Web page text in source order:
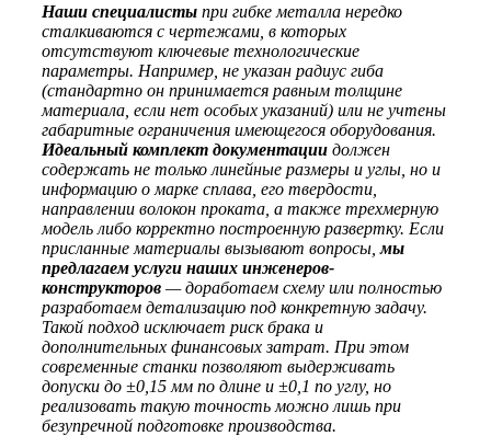
Наши специалисты при гибке металла нередко
сталкиваются с чертежами, в которых
отсутствуют ключевые технологические
параметры. Например, не указан радиус гиба
(стандартно он принимается равным толщине
материала, если нет особых указаний) или не учтены
габаритные ограничения имеющегося оборудования.
Идеальный комплект документации должен
содержать не только линейные размеры и углы, но и
информацию о марке сплава, его твердости,
направлении волокон проката, а также трехмерную
модель либо корректно построенную развертку. Если
присланные материалы вызывают вопросы,мы
предлагаем услуги наших инженеров-
конструкторов — доработаем схему или полностью
разработаем детализацию под конкретную задачу.
Такой подход исключает риск брака и
дополнительных финансовых затрат. При этом
современные станки позволяют выдерживать
допуски до ±0,15 мм по длине и ±0,1 по углу, но
реализовать такую точность можно лишь при
безупречной подготовке производства.